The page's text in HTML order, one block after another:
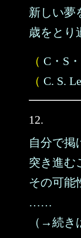
新しい夢
歳をとり
（ C・S
（ C. S.
12.
自分で掲
突き進む
その可能
……
（→続き